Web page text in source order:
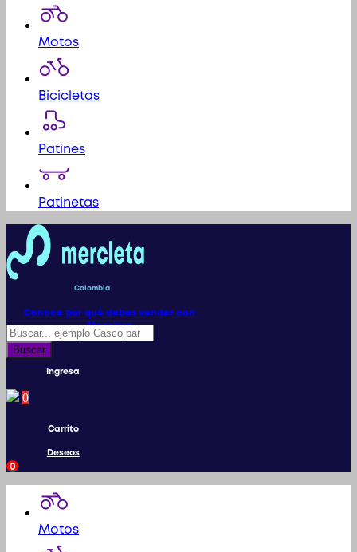
Motos
Bicicletas
Patines
Patinetas
Colombia
Conoce por qué debes vender con
Mercleta
Búsqueda
de
productos
Buscar
Ingresa
0
Carrito
Deseos
0
Motos